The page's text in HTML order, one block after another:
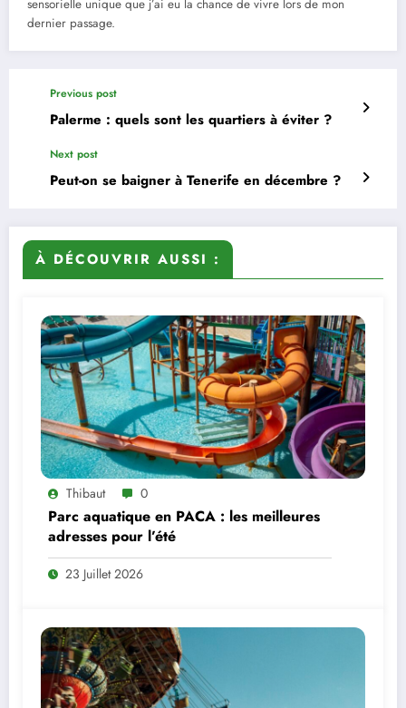
sensorielle unique que j’ai eu la chance de vivre lors de mon
dernier passage.
Previous post
Palerme : quels sont les quartiers à éviter ?
Next post
Peut-on se baigner à Tenerife en décembre ?
À DÉCOUVRIR AUSSI :
Thibaut 0
Parc aquatique en PACA : les meilleures
adresses pour l’été
23 Juillet 2026